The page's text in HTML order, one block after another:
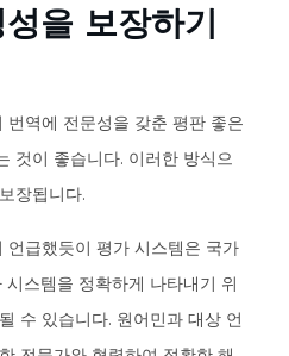
을 보장하기
번역에 전문성을 갖춘 평판 좋은
것이 좋습니다. 이러한 방식으
장됩니다.
언급했듯이 평가 시스템은 국가
스템을 정확하게 나타내기 위
수 있습니다. 원어민과 대상 언